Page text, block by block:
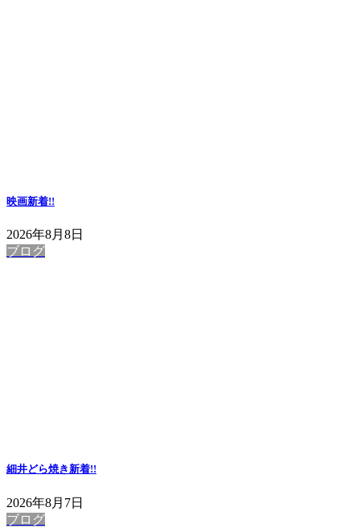
映画新着!!
2026年8月8日
ブログ
細井どら焼き新着!!
2026年8月7日
ブログ